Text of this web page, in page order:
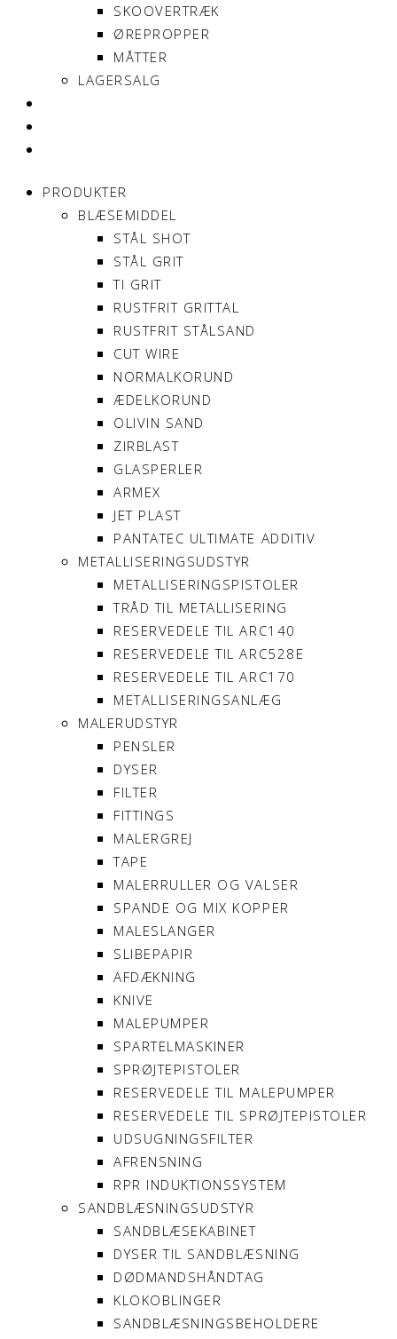
SKOOVERTRÆK
ØREPROPPER
MÅTTER
LAGERSALG
PRODUKTER
BLÆSEMIDDEL
STÅL SHOT
STÅL GRIT
TI GRIT
RUSTFRIT GRITTAL
RUSTFRIT STÅLSAND
CUT WIRE
NORMALKORUND
ÆDELKORUND
OLIVIN SAND
ZIRBLAST
GLASPERLER
ARMEX
JET PLAST
PANTATEC ULTIMATE ADDITIV
METALLISERINGSUDSTYR
METALLISERINGSPISTOLER
TRÅD TIL METALLISERING
RESERVEDELE TIL ARC140
RESERVEDELE TIL ARC528E
RESERVEDELE TIL ARC170
METALLISERINGSANLÆG
MALERUDSTYR
PENSLER
DYSER
FILTER
FITTINGS
MALERGREJ
TAPE
MALERRULLER OG VALSER
SPANDE OG MIX KOPPER
MALESLANGER
SLIBEPAPIR
AFDÆKNING
KNIVE
MALEPUMPER
SPARTELMASKINER
SPRØJTEPISTOLER
RESERVEDELE TIL MALEPUMPER
RESERVEDELE TIL SPRØJTEPISTOLER
UDSUGNINGSFILTER
AFRENSNING
RPR INDUKTIONSSYSTEM
SANDBLÆSNINGSUDSTYR
SANDBLÆSEKABINET
DYSER TIL SANDBLÆSNING
DØDMANDSHÅNDTAG
KLOKOBLINGER
SANDBLÆSNINGSBEHOLDERE